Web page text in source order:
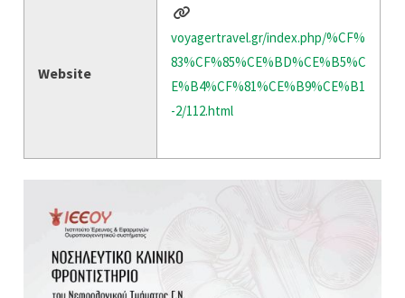
Website
voyagertravel.gr/index.php/%CF%
83%CF%85%CE%BD%CE%B5%C
E%B4%CF%81%CE%B9%CE%B1
-2/112.html